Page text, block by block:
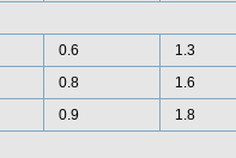
0.6 1.3
0.8 1.6
0.9 1.8